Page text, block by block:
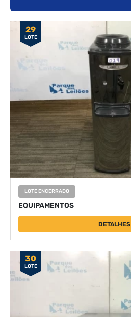
29
LOTE
LOTE ENCERRADO
EQUIPAMENTOS
DETALHES
30
LOTE